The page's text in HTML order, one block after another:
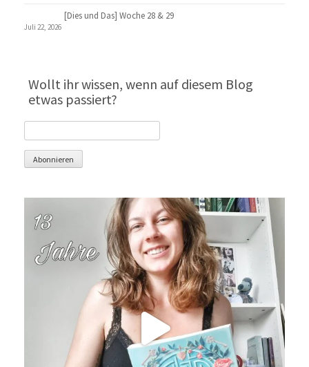
[Dies und Das] Woche 28 & 29
Juli 22, 2026
Wollt ihr wissen, wenn auf diesem Blog
etwas passiert?